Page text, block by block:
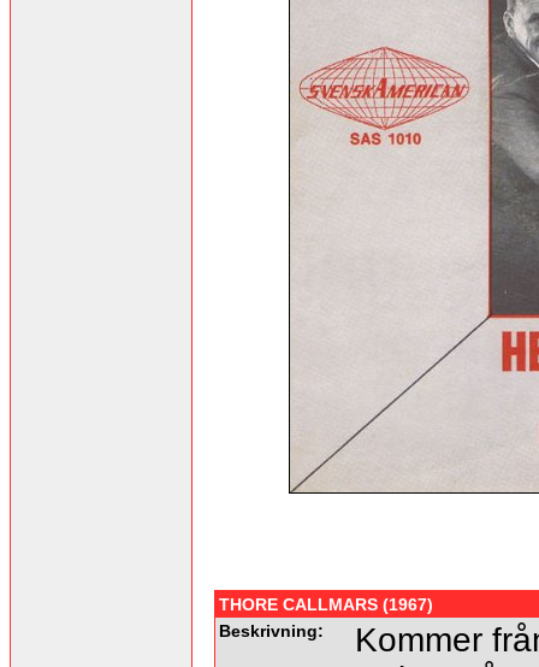
THORE CALLMARS (1967)
Beskrivning:
Kommer